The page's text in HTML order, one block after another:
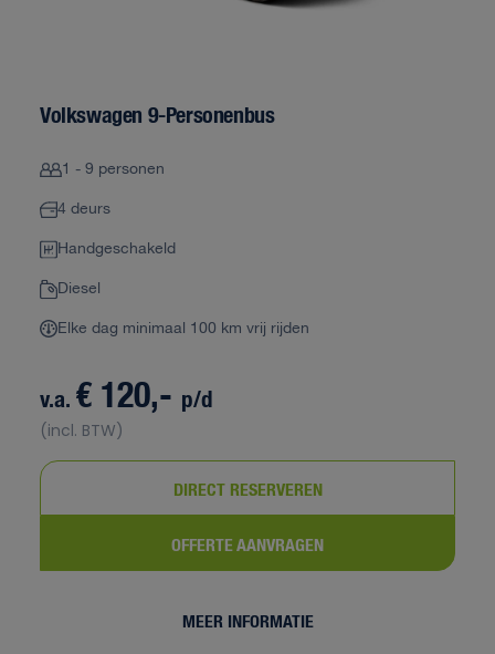
Volkswagen 9-Personenbus
1 - 9 personen
4 deurs
Handgeschakeld
Diesel
Elke dag minimaal 100 km vrij rijden
v.a.€ 120,- p/d
(incl. BTW)
DIRECT RESERVEREN
OFFERTE AANVRAGEN
MEER INFORMATIE